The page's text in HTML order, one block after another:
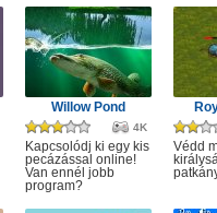
Willow Pond
4K
Kapcsolódj ki egy kis
pecázással online!
Van ennél jobb
program?
Védd